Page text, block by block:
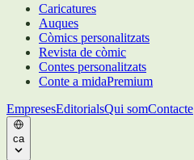
Caricatures
Auques
Còmics personalitzats
Revista de còmic
Contes personalitzats
Conte a midaPremium
EmpresesEditorialsQui somContacte
ca